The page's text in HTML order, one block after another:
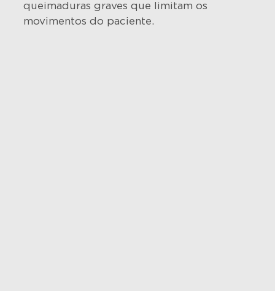
queimaduras graves que limitam os
movimentos do paciente.